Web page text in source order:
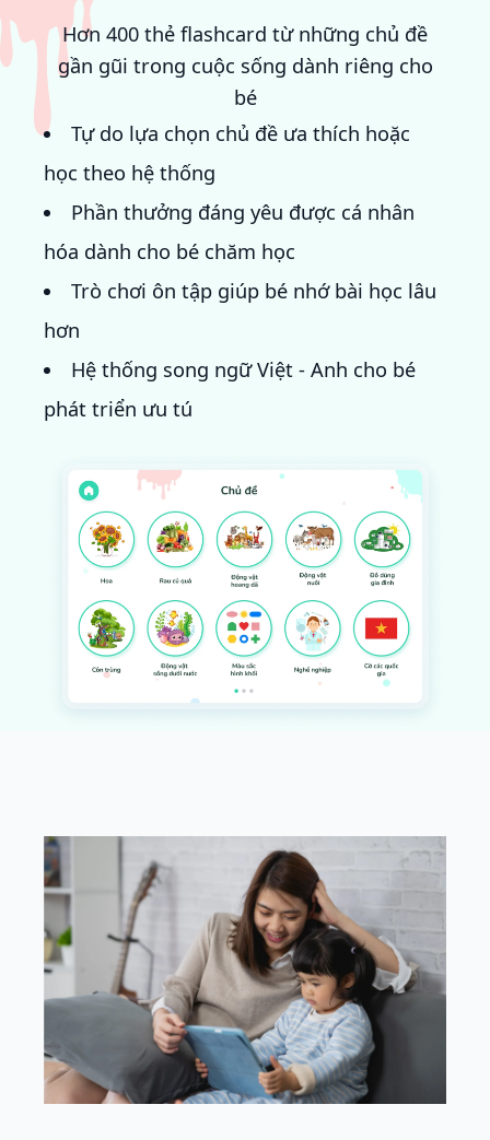
Hơn 400 thẻ flashcard từ những chủ đề
gần gũi trong cuộc sống dành riêng cho
bé
Tự do lựa chọn chủ đề ưa thích hoặc
học theo hệ thống
Phần thưởng đáng yêu được cá nhân
hóa dành cho bé chăm học
Trò chơi ôn tập giúp bé nhớ bài học lâu
hơn
Hệ thống song ngữ Việt - Anh cho bé
phát triển ưu tú